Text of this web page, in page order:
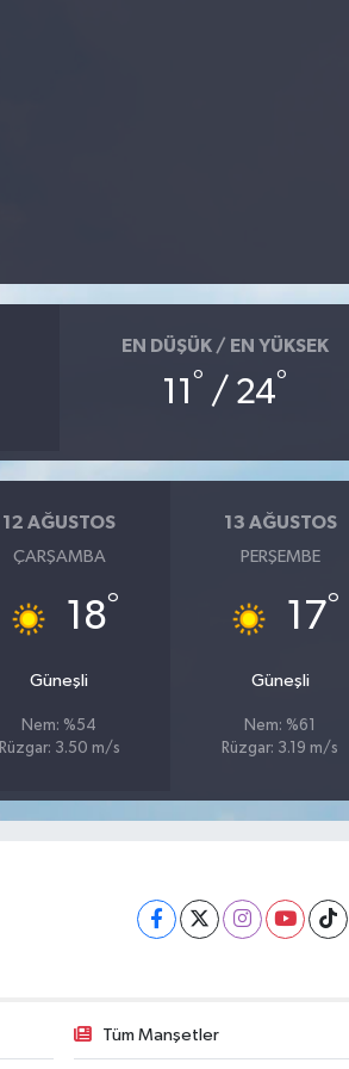
EN DÜŞÜK / EN YÜKSEK
11 ° / 24°
12 AĞUSTOS
ÇARŞAMBA
18°
Güneşli
Nem: %54
Rüzgar: 3.50 m/s
13 AĞUSTOS
PERŞEMBE
17°
Güneşli
Nem: %61
Rüzgar: 3.19 m/s
Tüm Manşetler